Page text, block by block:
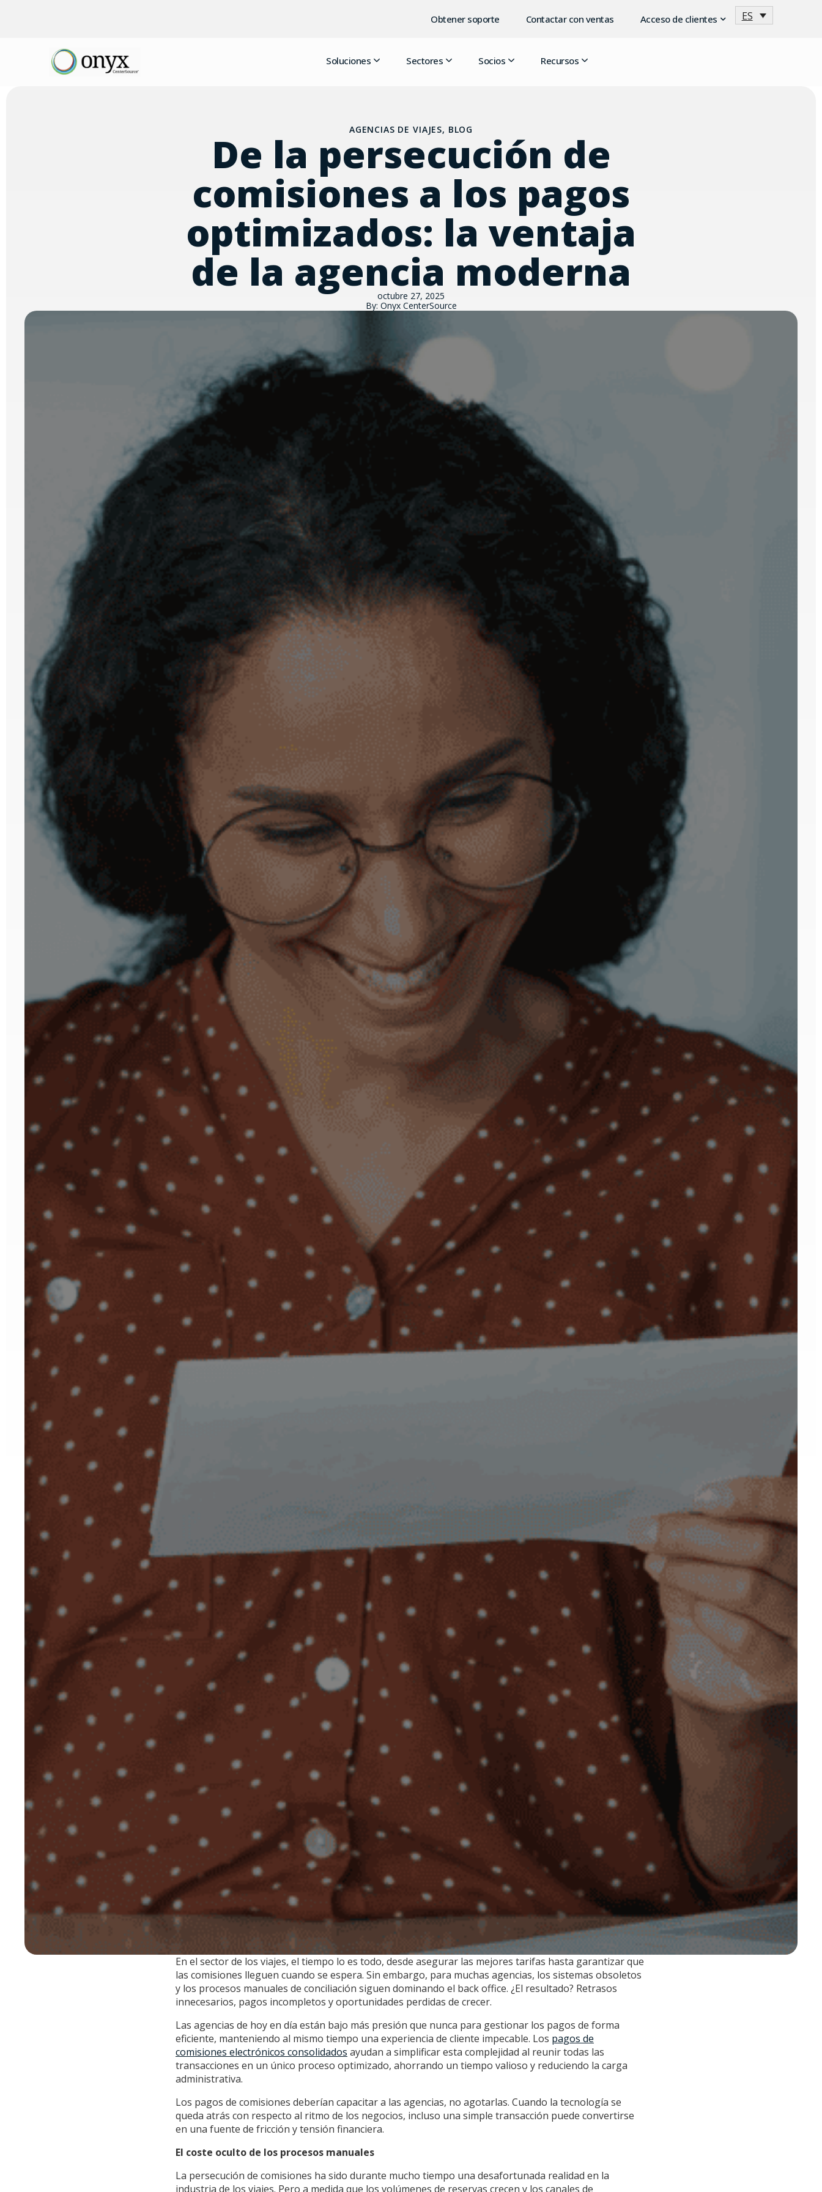
Obtener soporte Contactar con ventas Acceso de clientes ES
Soluciones Sectores Socios Recursos
AGENCIAS DE VIAJES, BLOG
De la persecución de
comisiones a los pagos
optimizados: la ventaja
de la agencia moderna
octubre 27, 2025
By: Onyx CenterSource
En el sector de los viajes, el tiempo lo es todo, desde asegurar las mejores tarifas hasta garantizar que
las comisiones lleguen cuando se espera. Sin embargo, para muchas agencias, los sistemas obsoletos
y los procesos manuales de conciliación siguen dominando el back office. ¿El resultado? Retrasos
innecesarios, pagos incompletos y oportunidades perdidas de crecer.
Las agencias de hoy en día están bajo más presión que nunca para gestionar los pagos de forma
eficiente, manteniendo al mismo tiempo una experiencia de cliente impecable. Los pagos de
comisiones electrónicos consolidados ayudan a simplificar esta complejidad al reunir todas las
transacciones en un único proceso optimizado, ahorrando un tiempo valioso y reduciendo la carga
administrativa.
Los pagos de comisiones deberían capacitar a las agencias, no agotarlas. Cuando la tecnología se
queda atrás con respecto al ritmo de los negocios, incluso una simple transacción puede convertirse
en una fuente de fricción y tensión financiera.
El coste oculto de los procesos manuales
La persecución de comisiones ha sido durante mucho tiempo una desafortunada realidad en la
industria de los viajes. Pero a medida que los volúmenes de reservas crecen y los canales de